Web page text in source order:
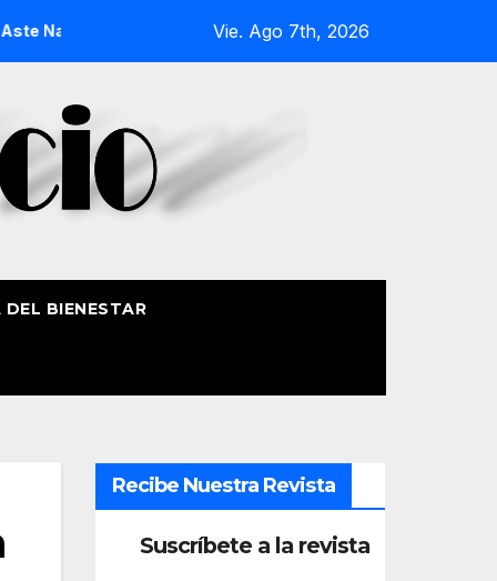
2026 La Procesión Náutica de la Amatxu de
Vie. Ago 7th, 2026
DEL BIENESTAR
Recibe Nuestra Revista
Suscríbete a la revista